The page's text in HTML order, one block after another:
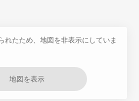
れたため、地図を非表示にしていま
地図を表示